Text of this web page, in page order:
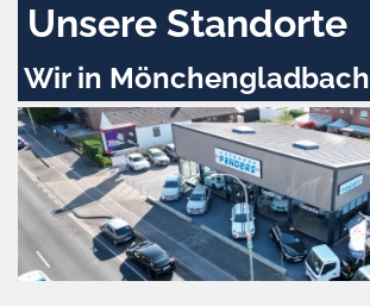
Unsere Standorte
Wir in Mönchengladbach